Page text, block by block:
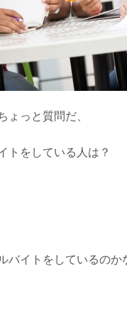
ょっと質問だ、
トをしている人は？
バイトをしているのか